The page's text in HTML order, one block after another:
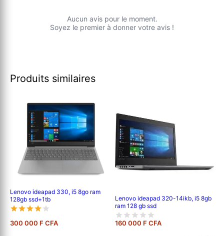
Aucun avis pour le moment.
Soyez le premier à donner votre avis !
Produits similaires
Lenovo ideapad 330, i5 8go ram
128gb ssd+1tb
300 000 F CFA
Lenovo ideapad 320-14ikb, i5 8gb
ram 128 gb ssd
160 000 F CFA